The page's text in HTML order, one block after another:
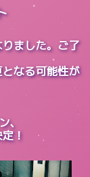
ました。ご了
なる可能性が
、
！